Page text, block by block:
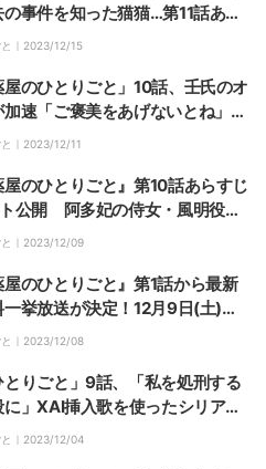
事件を知った猫猫…第11話あら
ット公開
｜ 2023/12/15
のひとりごと」10話、壬氏のオ
速「ご褒美をあげないとね」猫
ラキラしながら何やってん
｜ 2023/12/11
のひとりごと』第10話あらすじ
公開 阿多妃の侍女・風明役は
が担当
｜ 2023/12/09
のひとりごと』第1話から最新
挙放送が決定！12月9日(土)、1
ッキ見
｜ 2023/12/08
とりごと」9話、「私を処刑する
」XAI挿入歌を使ったシリアス
いけど引き込まれる」と話題
｜ 2023/12/04